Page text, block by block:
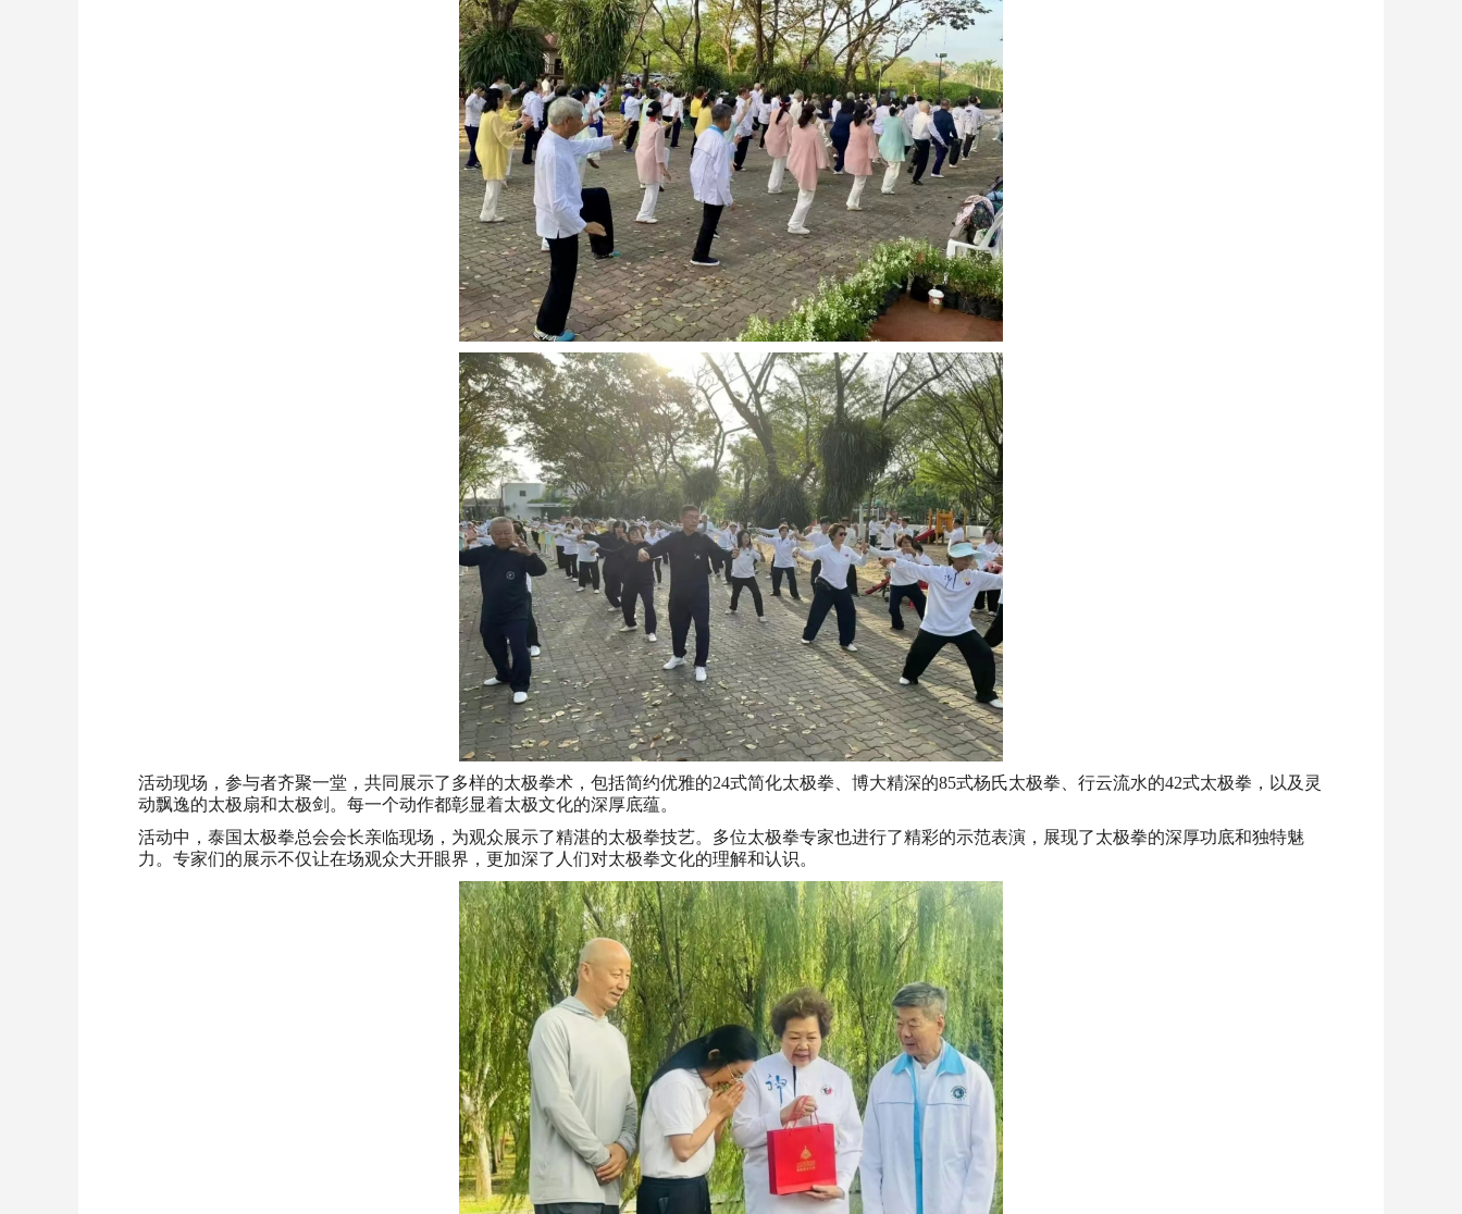
活动现场，参与者齐聚一堂，共同展示了多样的太极拳术，包括简约优雅的24式简化太极拳、博大精深的85式杨氏太极拳、行云流水的42式太极拳，以及灵
动飘逸的太极扇和太极剑。每一个动作都彰显着太极文化的深厚底蕴。
活动中，泰国太极拳总会会长亲临现场，为观众展示了精湛的太极拳技艺。多位太极拳专家也进行了精彩的示范表演，展现了太极拳的深厚功底和独特魅
力。专家们的展示不仅让在场观众大开眼界，更加深了人们对太极拳文化的理解和认识。